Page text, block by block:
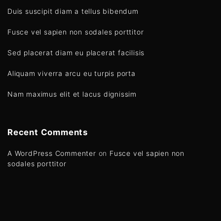
e
Duis suscipit diam a tellus bibendum
Fusce vel sapien non sodales porttitor
Sed placerat diam eu placerat facilisis
Aliquam viverra arcu eu turpis porta
Nam maximus elit et lacus dignissim
Recent Comments
A WordPress Commenter on Fusce vel sapien non
sodales porttitor